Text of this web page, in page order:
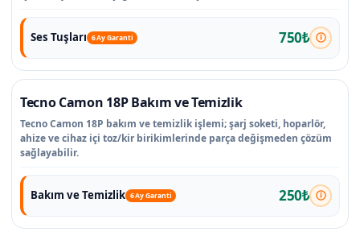
Ses Tuşları 6 Ay Garanti 750₺
Tecno Camon 18P Bakım ve Temizlik
Tecno Camon 18P bakım ve temizlik işlemi; şarj soketi, hoparlör,
ahize ve cihaz içi toz/kir birikimlerinde parça değişmeden çözüm
sağlayabilir.
Bakım ve Temizlik 6 Ay Garanti 250₺